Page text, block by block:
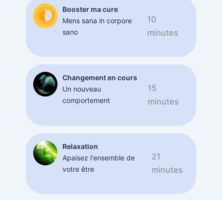
Booster ma cure
Mens sana in corpore
sano
10
minutes
Changement en cours
Un nouveau
comportement
15
minutes
Relaxation
Apaisez l'ensemble de
votre être
21
minutes